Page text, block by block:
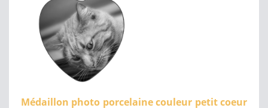
Médaillon photo porcelaine couleur petit coeur